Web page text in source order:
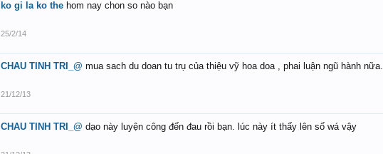
ko gi la ko the hom nay chon so nào bạn
25/2/14
CHAU TINH TRI_@ mua sach du doan tu trụ của thiệu vỹ hoa doa , phai luận ngũ hành nữa.
21/12/13
CHAU TINH TRI_@ dạo này luyện công đến đau rồi bạn. lúc này ít thấy lên số wá vậy